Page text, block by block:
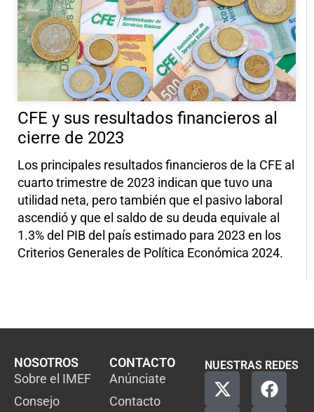
CFE y sus resultados financieros al
cierre de 2023
Los principales resultados financieros de la CFE al
cuarto trimestre de 2023 indican que tuvo una
utilidad neta, pero también que el pasivo laboral
ascendió y que el saldo de su deuda equivale al
1.3% del PIB del país estimado para 2023 en los
Criterios Generales de Política Económica 2024.
NOSOTROS
Sobre el IMEF
Consejo
CONTACTO
Anúnciate
Contacto
NUESTRAS REDES